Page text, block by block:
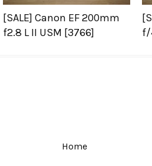
[SALE] Canon EF 200mm
f2.8 L II USM [3766]
f/
Home